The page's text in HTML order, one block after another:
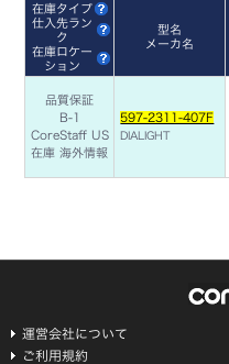
在庫タイプ
仕入先ラン
ク
在庫ロケー
ション
型名
メーカ名
品質保証
B-1
CoreStaff US
在庫海外情報
597-2311-407F
DIALIGHT
運営会社について
ご利用規約